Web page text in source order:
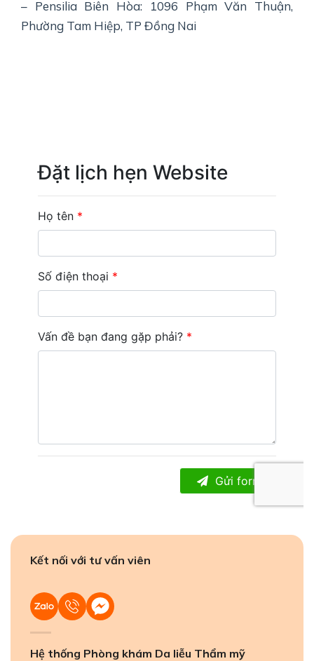
– Pensilia Biên Hòa: 1096 Phạm Văn Thuận,
Phường Tam Hiệp, TP Đồng Nai
Kết nối với tư vấn viên
Hệ thống Phòng khám Da liễu Thẩm mỹ